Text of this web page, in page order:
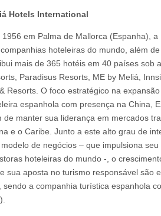
Hotels International
em Palma de Mallorca (Espanha),
hoteleiras do mundo, além
mais de 365 hotéis em 40 países sob
Paradisus Resorts, ME by Meliá,
Resorts. O foco estratégico na
espanhola com presença na China,
de manter sua liderança em mercados
e o Caribe. Junto a este alto grau de
de negócios – que impulsiona
hoteleiras do mundo -, o
sua aposta no turismo responsável são
sendo a companhia turística espanhola